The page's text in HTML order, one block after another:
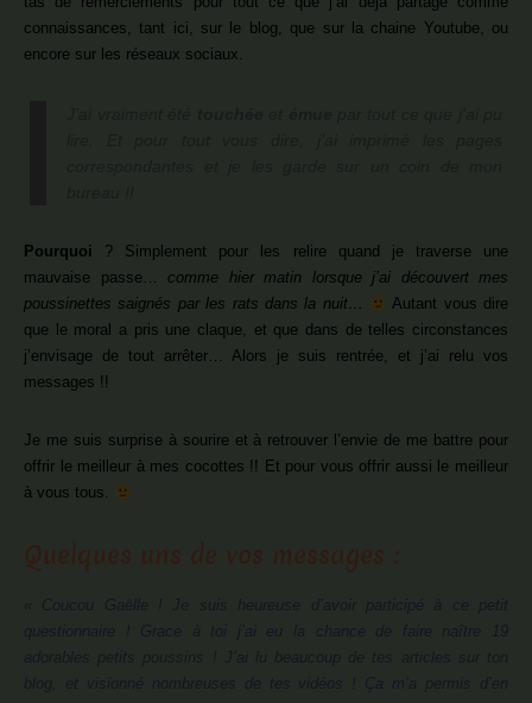
connaissances, tant ici, sur le blog, que sur la chaine Youtube, ou
encore sur les réseaux sociaux.
Pourquoi ? Simplement pour les relire quand je traverse une
mauvaise passe… comme hier matin lorsque j’ai découvert mes
poussinettes saignés par les rats dans la nuit…
Autant vous dire
que le moral a pris une claque, et que dans de telles circonstances
j’envisage de tout arrêter… Alors je suis rentrée, et j’ai relu vos
messages !!
Je me suis surprise à sourire et à retrouver l’envie de me battre pour
offrir le meilleur à mes cocottes !! Et pour vous offrir aussi le meilleur
à vous tous.